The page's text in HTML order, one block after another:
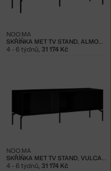
SKŘÍŇKA MET TV STAND, ALMOND GREY
NOO.MA
4 - 6 týdnů, 31 174 Kč
SKŘÍŇKA MET TV STAND, VULCANO BLACK
NOO.MA
4 - 6 týdnů, 31 174 Kč